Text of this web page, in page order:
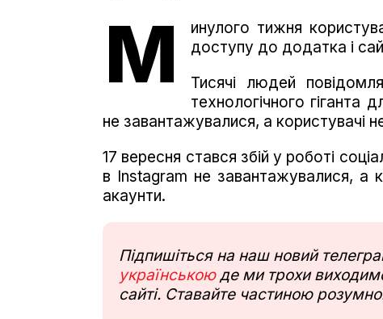
М
инулого тижня
доступу до додатка і
Тисячі людей
технологічного гіганта
не завантажувалися, а користувачі
17 вересня стався збій у роботі
в Instagram не завантажувалися, а
акаунти.
Підпишіться на наш новий
українськоюде ми трохи
сайті. Ставайте частиною